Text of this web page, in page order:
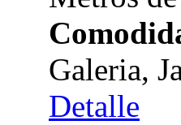
Galeria,
Detalle